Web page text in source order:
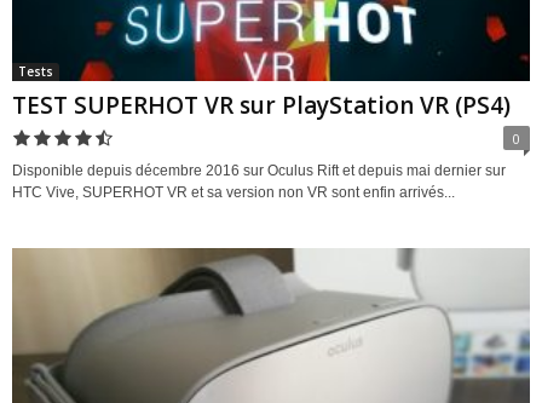
Tests
TEST SUPERHOT VR sur PlayStation VR (PS4)
0
Disponible depuis décembre 2016 sur Oculus Rift et depuis mai dernier sur
HTC Vive, SUPERHOT VR et sa version non VR sont enfin arrivés...